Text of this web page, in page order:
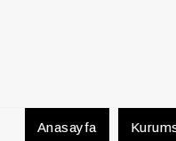
Anasayfa